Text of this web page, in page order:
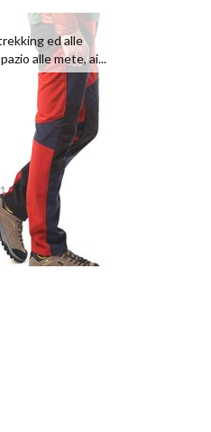
ed alle
alle mete, ai...